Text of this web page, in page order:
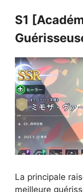
S1
La principale
meilleure